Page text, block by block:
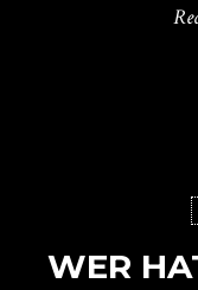
WER